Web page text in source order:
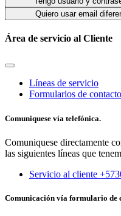
Quiero usar email
Área de servicio al Cliente
Líneas de servicio
Formularios de contacto
Comuniquese vía telefónica.
Comuniquese directamente
las siguientes líneas que
Servicio al cliente
Comunicación vía formulario de